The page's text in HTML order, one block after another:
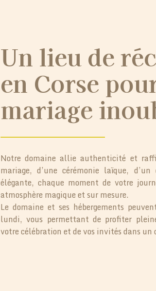
Un lieu de
en Corse
mariage
Notre domaine allie authenticité et
mariage, d’une cérémonie laïque,
élégante, chaque moment de votre
atmosphère magique et sur mesure.
Le domaine et ses hébergements
lundi, vous permettant de profiter
votre célébration et de vos invités dans un